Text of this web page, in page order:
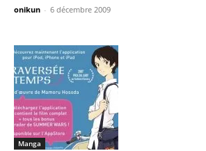
onikun - 6 décembre 2009
Manga